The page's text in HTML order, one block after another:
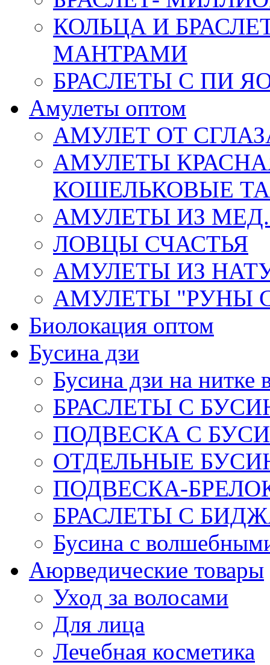
КОЛЬЦА И
МАНТРАМИ
БРАСЛЕТЫ С ПИ
Амулеты оптом
АМУЛЕТ ОТ
АМУЛЕТЫ
КОШЕЛЬКОВЫЕ
АМУЛЕТЫ ИЗ
ЛОВЦЫ СЧАСТЬЯ
АМУЛЕТЫ ИЗ
АМУЛЕТЫ "РУНЫ
Биолокация оптом
Бусина дзи
Бусина дзи на нитке
БРАСЛЕТЫ С
ПОДВЕСКА С
ОТДЕЛЬНЫЕ
ПОДВЕСКА-
БРАСЛЕТЫ С
Бусина с
Аюрведические товары
Уход за волосами
Для лица
Лечебная косметика